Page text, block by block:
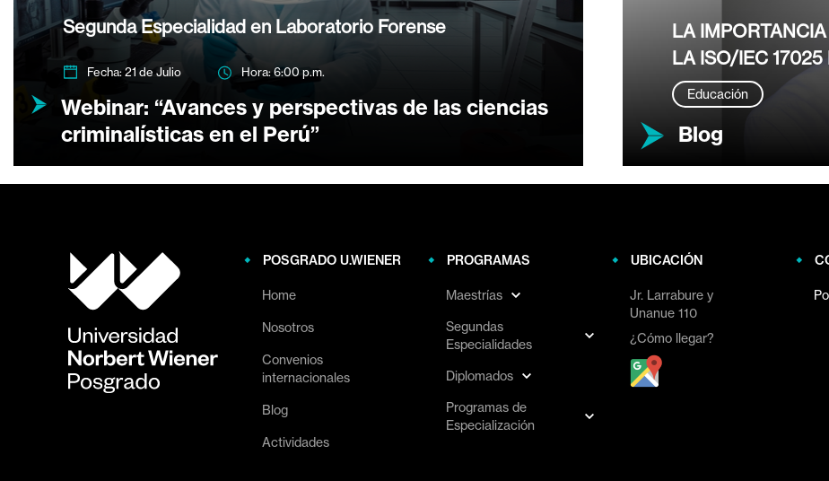
Segunda Especialidad en Laboratorio Forense
Fecha: 21 de Julio Hora: 6:00 p.m.
Webinar: “Avances y perspectivas de las ciencias
criminalísticas en el Perú”
LA
LA ISO/IEC 17025
Educación
Blog
POSGRADO U.WIENER
Home
Nosotros
Convenios
internacionales
Blog
Actividades
PROGRAMAS
Maestrías
Segundas
Especialidades
Diplomados
Programas de
Especialización
UBICACIÓN
Jr. Larrabure y
Unanue 110
¿Cómo llegar?